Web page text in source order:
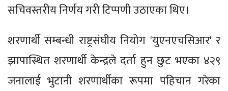
सचिवस्तरीय निर्णय गरी टिप्पणी उठाएका थिए।
शरणार्थी सम्बन्धी राष्ट्रसंघीय नियोग 'युएनएचसिआर' र
झापास्थित शरणार्थी केन्द्रले दर्ता हुन छुट भएका ४२९
जनालाई भुटानी शरणार्थीका रूपमा पहिचान गरेका